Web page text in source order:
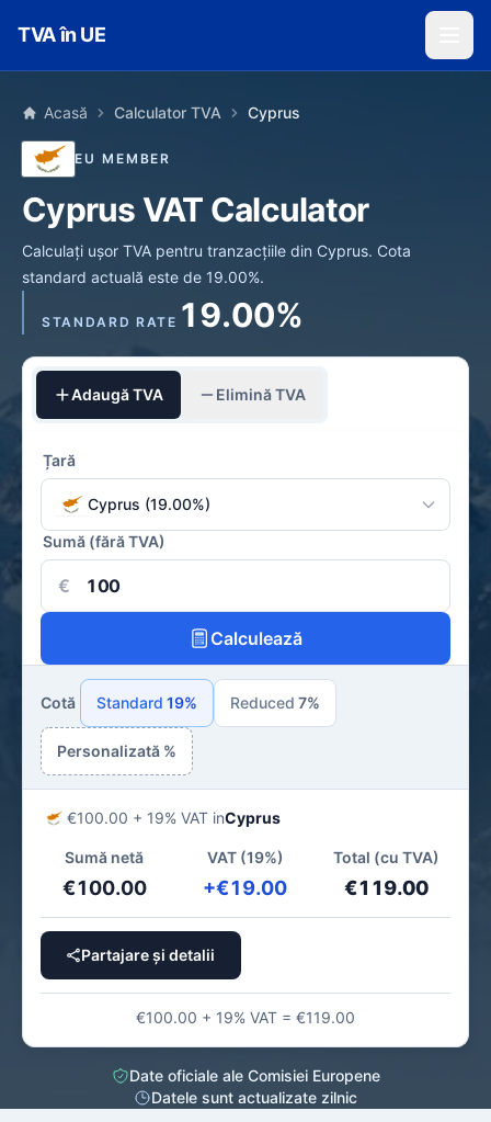
TVA în UE
Acasă Calculator TVA Cyprus
EU MEMBER
Cyprus VAT Calculator
Calculați ușor TVA pentru tranzacțiile din Cyprus. Cota
standard actuală este de 19.00%.
STANDARD RATE 19.00%
Adaugă TVA Elimină TVA
Țară
Cyprus (19.00%)
Sumă (fără TVA)
€
Calculează
Cotă Standard 19% Reduced 7%
Personalizată %
€100.00 + 19% VAT inCyprus
Sumă netă
€100.00
VAT (19%)
+€19.00
Total (cu TVA)
€119.00
Partajare și detalii
€100.00 + 19% VAT = €119.00
Date oficiale ale Comisiei Europene
Datele sunt actualizate zilnic